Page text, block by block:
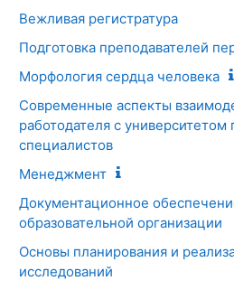
Вежливая регистратура
Подготовка преподавателей
Морфология сердца человека
Современные аспекты
работодателя с университетом
специалистов
Менеджмент
Документационное
образовательной организации
Основы планирования и
исследований